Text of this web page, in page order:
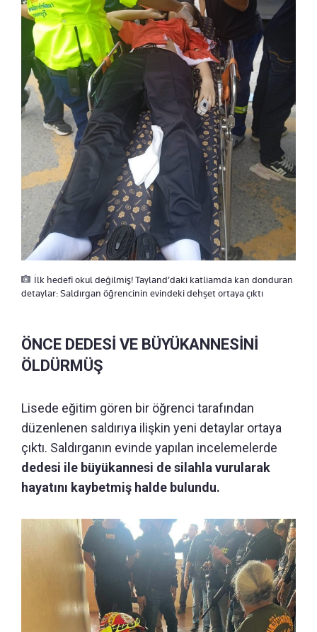
İlk hedefi okul değilmiş! Tayland’daki katliamda kan donduran
detaylar: Saldırgan öğrencinin evindeki dehşet ortaya çıktı
ÖNCE DEDESİ VE BÜYÜKANNESİNİ
ÖLDÜRMÜŞ
Lisede eğitim gören bir öğrenci tarafından
düzenlenen saldırıya ilişkin yeni detaylar ortaya
çıktı. Saldırganın evinde yapılan incelemelerde
dedesi ile büyükannesi de silahla vurularak
hayatını kaybetmiş halde bulundu.